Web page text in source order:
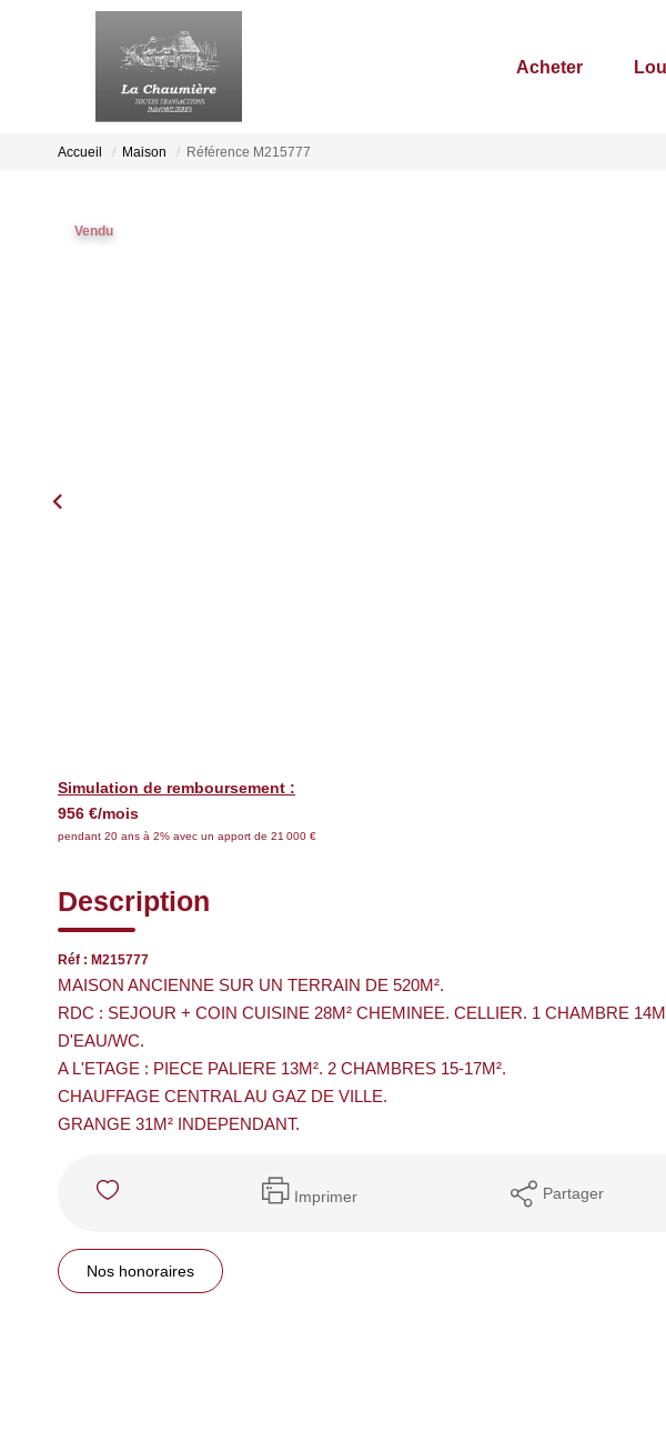
Acheter
Accueil Maison Référence M215777
Vendu
Simulation de remboursement :
956 €/mois
pendant 20 ans à 2% avec un apport de 21 000 €
Description
Réf : M215777
MAISON ANCIENNE SUR UN TERRAIN DE 520M².
RDC : SEJOUR + COIN CUISINE 28M² CHEMINEE. CELLIER. 1 CHAMBRE
D'EAU/WC.
A L'ETAGE : PIECE PALIERE 13M². 2 CHAMBRES 15-17M².
CHAUFFAGE CENTRAL AU GAZ DE VILLE.
GRANGE 31M² INDEPENDANT.
Imprimer Partager
Nos honoraires